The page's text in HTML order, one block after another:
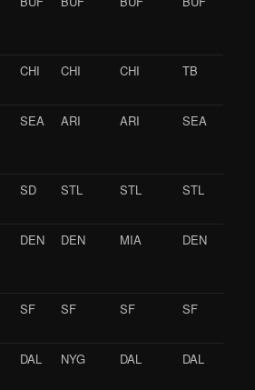
CHI CHI CHI TB
SEA ARI ARI SEA
SD STL STL STL
DEN DEN MIA DEN
SF SF SF SF
DAL NYG DAL DAL